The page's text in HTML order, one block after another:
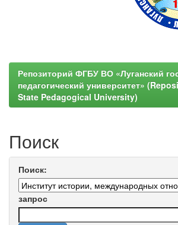
Репозиторий ФГБУ ВО «Луганский
педагогический университет»
State Pedagogical University)
Поиск
Поиск:
запрос